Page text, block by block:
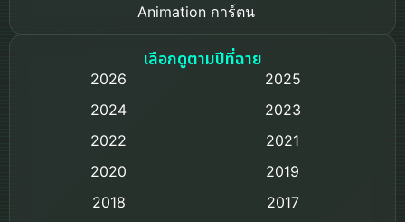
Animation การ์ตูน
Based on a True Story เรื่องจริง
เลือกดูตามปีที่ฉาย
2026
2025
2024
2023
2022
2021
2020
2019
2018
2017